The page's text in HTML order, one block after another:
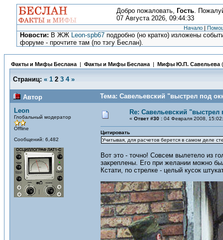
Добро пожаловать, Гость.
07 Августа 2026, 09:44:33
Начало |
Новости: В ЖЖ Leon-spb67 подробно (но кратко) изложены
форуме - прочтите там (по тэгу Беслан).
Факты и Мифы Беслана | Факты и Мифы Беслана | Мифы Ю.П. Савельева
Страниц: « 1 2 3 4 »
Автор
Тема: Савельевский "выстрел под
Leon
Глобальный модератор
Offline
Сообщений: 6,482
Re: Савельевский "выстрел
« Ответ #30 : 04 Февраля 2008,
Цитировать
Учитывая, для расчетов берется в самом деле
Вот это - точно! Совсем вылетело из
закреплены. Его при желании можно
Кстати, по стрелке - целый кусок